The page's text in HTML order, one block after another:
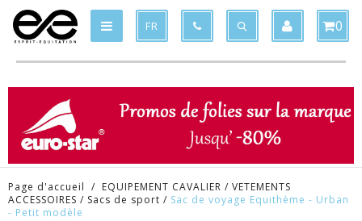
FR 0
Page d'accueil / EQUIPEMENT CAVALIER / VETEMENTS
ACCESSOIRES / Sacs de sport / Sac de voyage Equithème - Urban
- Petit modèle
Produit ajouté au panier x
Produit supprimé du panier x